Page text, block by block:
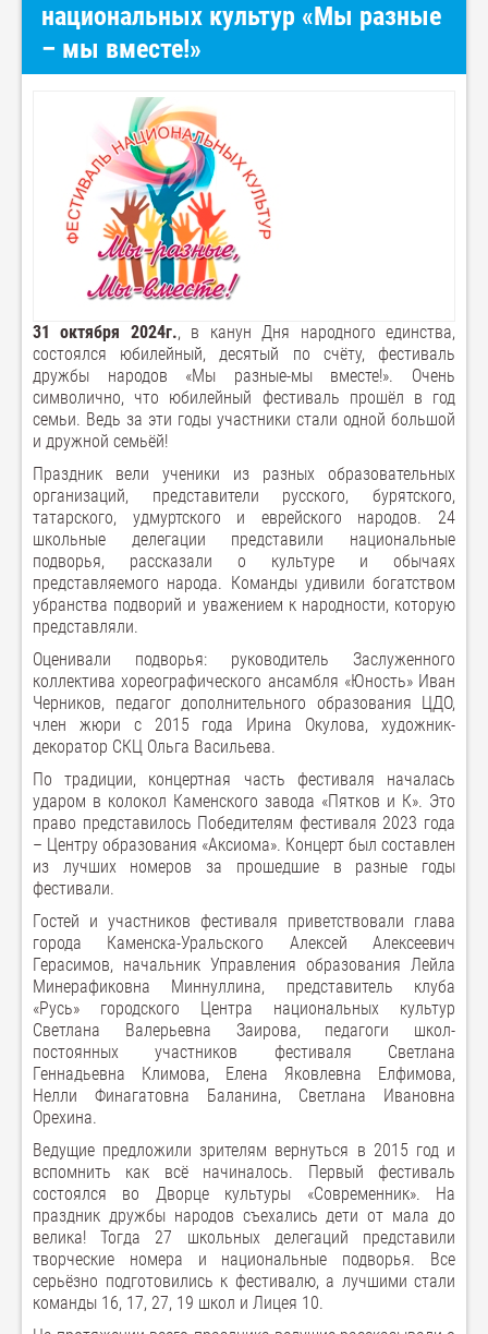
национальных культур «Мы разные
– мы вместе!»
31 октября 2024г., в канун Дня народного единства,
состоялся юбилейный, десятый по счёту, фестиваль
дружбы народов «Мы разные-мы вместе!». Очень
символично, что юбилейный фестиваль прошёл в год
семьи. Ведь за эти годы участники стали одной большой
и дружной семьёй!
Праздник вели ученики из разных образовательных
организаций, представители русского, бурятского,
татарского, удмуртского и еврейского народов. 24
школьные делегации представили национальные
подворья, рассказали о культуре и обычаях
представляемого народа. Команды удивили богатством
убранства подворий и уважением к народности, которую
представляли.
Оценивали подворья: руководитель Заслуженного
коллектива хореографического ансамбля «Юность» Иван
Черников, педагог дополнительного образования ЦДО,
член жюри с 2015 года Ирина Окулова, художник-
декоратор СКЦ Ольга Васильева.
По традиции, концертная часть фестиваля началась
ударом в колокол Каменского завода «Пятков и К». Это
право представилось Победителям фестиваля 2023 года
– Центру образования «Аксиома». Концерт был составлен
из лучших номеров за прошедшие в разные годы
фестивали.
Гостей и участников фестиваля приветствовали глава
города Каменска-Уральского Алексей Алексеевич
Герасимов, начальник Управления образования Лейла
Минерафиковна Миннуллина, представитель клуба
«Русь» городского Центра национальных культур
Светлана Валерьевна Заирова, педагоги школ-
постоянных участников фестиваля Светлана
Геннадьевна Климова, Елена Яковлевна Елфимова,
Нелли Финагатовна Баланина, Светлана Ивановна
Орехина.
Ведущие предложили зрителям вернуться в 2015 год и
вспомнить как всё начиналось. Первый фестиваль
состоялся во Дворце культуры «Современник». На
праздник дружбы народов съехались дети от мала до
велика! Тогда 27 школьных делегаций представили
творческие номера и национальные подворья. Все
серьёзно подготовились к фестивалю, а лучшими стали
команды 16, 17, 27, 19 школ и Лицея 10.